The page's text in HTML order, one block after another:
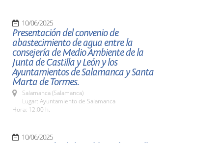
10/06/2025
Presentación del convenio de
abastecimiento de agua entre la
consejería de Medio Ambiente de la
Junta de Castilla y León y los
Ayuntamientos de Salamanca y Santa
Marta de Tormes.
Salamanca (Salamanca)
Lugar: Ayuntamiento de Salamanca
Hora: 12:00 h.
10/06/2025